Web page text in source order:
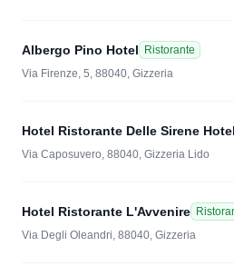
Albergo Pino Hotel
Ristorante
Via Firenze, 5, 88040, Gizzeria
Hotel Ristorante Delle Sirene
Via Caposuvero, 88040, Gizzeria Lido
Hotel Ristorante L'Avvenire
Via Degli Oleandri, 88040, Gizzeria